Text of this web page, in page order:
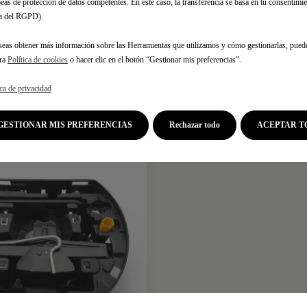
14/08
a la cesta
COMPRESOR DE
Entrega estimada:14/08
Price
is
73,16
Quantity
updated
to:
Añadir a la cesta
de protección de datos competentes. En este caso, la transferencia se basa en tu
del RGPD).
obtener más información sobre las Herramientas que utilizamos y cómo gestionarlas,
Política de cookies o hacer clic en el botón “Gestionar mis preferencias”.
de privacidad
GESTIONAR MIS PREFERENCIAS ACEPTAR
Rechazar todo